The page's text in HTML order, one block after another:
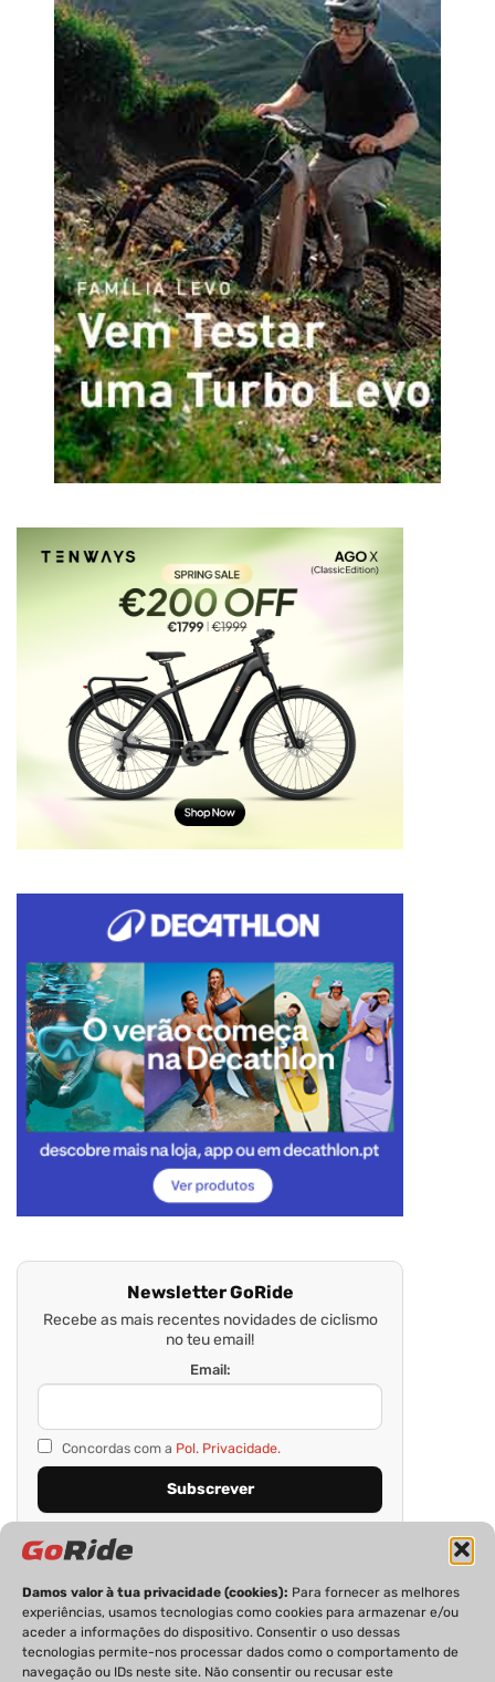
Damos valor à tua privacidade (cookies): Para fornecer as melhores
experiências, usamos tecnologias como cookies para armazenar e/ou
aceder a informações do dispositivo. Consentir o uso dessas
tecnologias permite-nos processar dados como o comportamento de
navegação ou IDs neste site. Não consentir ou recusar este
Newsletter GoRide
Recebe as mais recentes novidades de ciclismo
no teu email!
Email:
Concordas com a Pol. Privacidade.